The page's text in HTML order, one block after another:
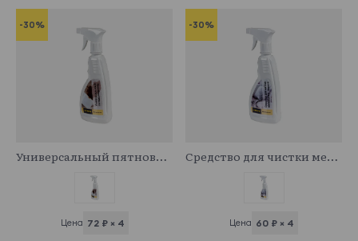
-30%
Универсальный пятновыводитель
Цена 72 ₽ × 4
-30%
Средство для чистки мебельных тканей
Цена 60 ₽ × 4